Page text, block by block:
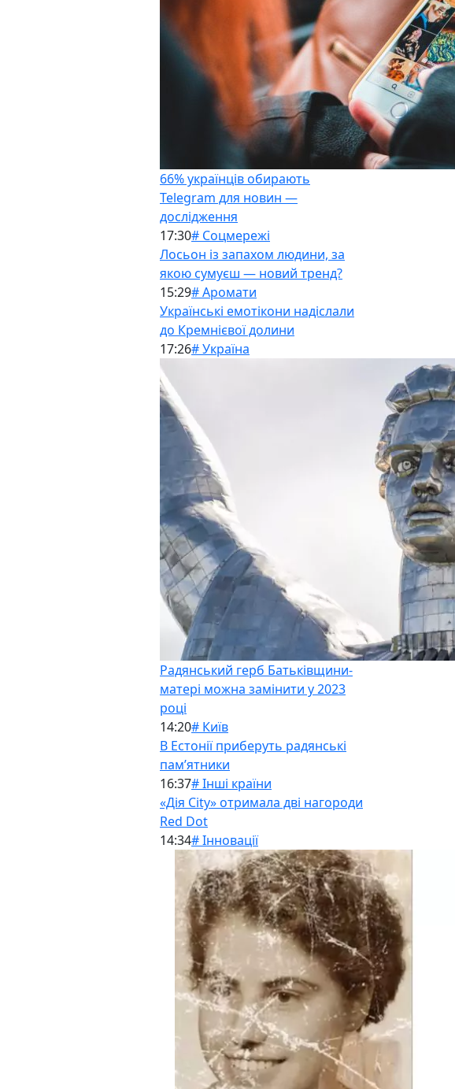
66% українців обирають
Telegram для новин —
дослідження
17:30# Соцмережі
Лосьон із запахом людини, за
якою сумуєш — новий тренд?
15:29# Аромати
Українські емотікони надіслали
до Кремнієвої долини
17:26# Україна
Радянський герб Батьківщини-
матері можна замінити у 2023
році
14:20# Київ
В Естонії приберуть радянські
памʼятники
16:37# Інші країни
«Дія City» отримала дві нагороди
Red Dot
14:34# Інновації